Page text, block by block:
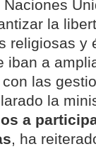
la
religiosas y
iban a
las
la
a
, ha